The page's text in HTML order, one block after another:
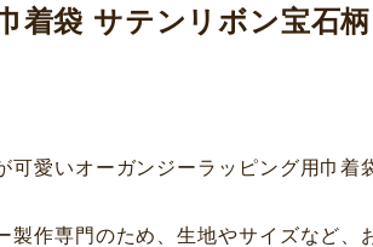
着袋 サテンリボン宝石柄
可愛いオーガンジーラッピング用巾着
製作専門のため、生地やサイズなど、